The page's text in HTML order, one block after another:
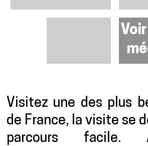
Présentation
Visitez une des plus
de France, la visite se
parcours facile.